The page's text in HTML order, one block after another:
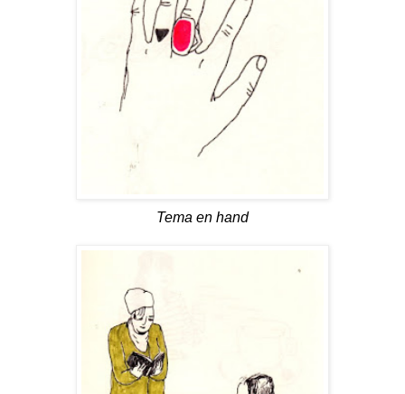
Tema en hand